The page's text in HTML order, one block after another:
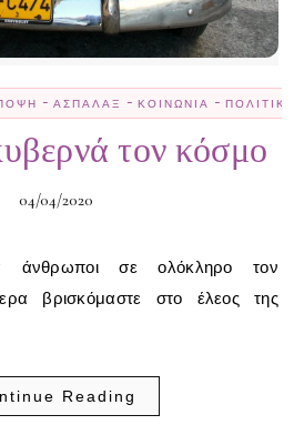
- ΑΣΠΆΛΑΞ - ΚΟΙΝΩΝΊΑ - ΠΟΛΙΤΙΚΉ
τον κόσμο
04/04/2020
άνθρωποι σε ολόκληρο τον
βρισκόμαστε στο έλεος της
Reading